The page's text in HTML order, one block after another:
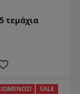
τεμάχια
SALE